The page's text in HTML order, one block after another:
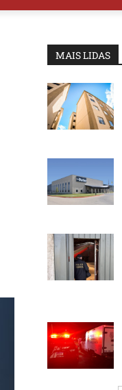
MAIS LIDAS